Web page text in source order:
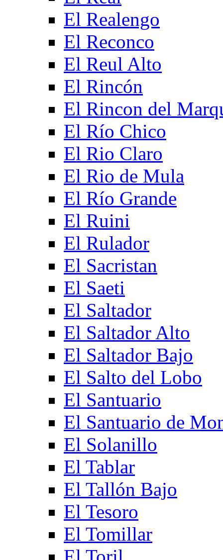
El Realengo
El Reconco
El Reul Alto
El Rincón
El Rincon del
El Río Chico
El Rio Claro
El Rio de Mula
El Río Grande
El Ruini
El Rulador
El Sacristan
El Saeti
El Saltador
El Saltador Alto
El Saltador Bajo
El Salto del Lobo
El Santuario
El Santuario de
El Solanillo
El Tablar
El Tallón Bajo
El Tesoro
El Tomillar